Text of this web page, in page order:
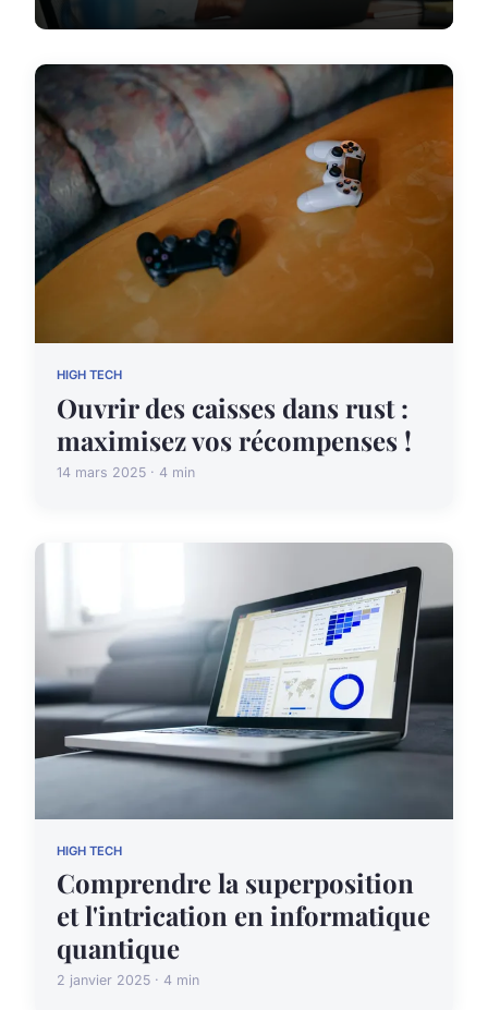
HIGH TECH
Ouvrir des caisses dans rust :
maximisez vos récompenses !
14 mars 2025 · 4 min
HIGH TECH
Comprendre la superposition
et l'intrication en informatique
quantique
2 janvier 2025 · 4 min